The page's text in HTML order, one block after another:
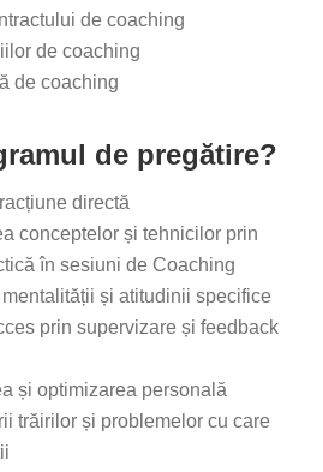
de coaching
de coaching
de coaching
de pregătire?
directă
conceptelor și tehnicilor prin
în sesiuni de Coaching
și atitudinii specifice
prin supervizare și feedback
și optimizarea personală
trăirilor și problemelor cu care